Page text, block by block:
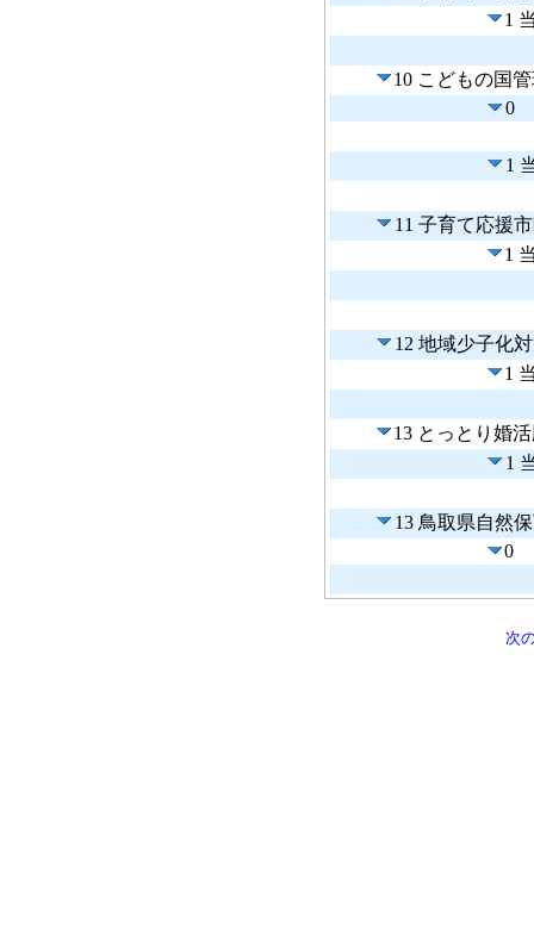
1
10 こどもの国
0
1
11 子育て応援
1
12 地域少子化
1
13 とっとり婚
1
13 鳥取県自然
0
次